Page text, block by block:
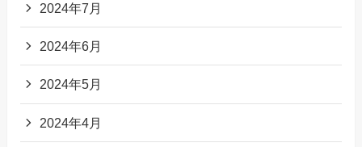
2024年7月
2024年6月
2024年5月
2024年4月